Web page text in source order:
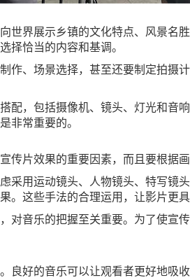
界展示乡镇的文化特点、风景名
择恰当的内容和基调。
、场景选择，甚至还要制定拍摄
，包括摄像机、镜头、灯光和音
非常重要的。
片效果的重要因素，而且要根据
采用运动镜头、人物镜头、特写镜
这些手法的合理运用，让影片更具
音乐的把握至关重要。为了使宣
好的音乐可以让观看者更好地吸